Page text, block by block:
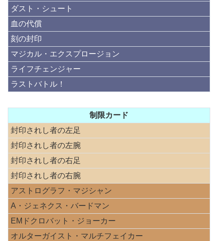
ダスト・シュート
血の代償
刻の封印
マジカル・エクスプロージョン
ライフチェンジャー
ラストバトル！
制限カード
封印されし者の左足
封印されし者の左腕
封印されし者の右足
封印されし者の右腕
アストログラフ・マジシャン
A・ジェネクス・バードマン
EMドクロバット・ジョーカー
オルターガイスト・マルチフェイカー